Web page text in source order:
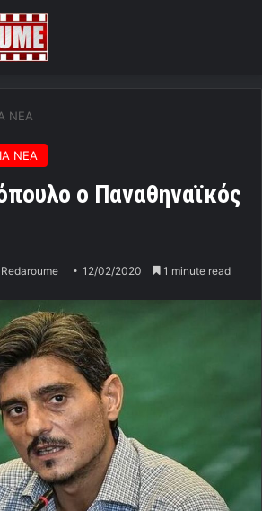
ΝΕΑ
ΝΕΑ
ο Παναθηναϊκός
Redaroume 12/02/2020 1 minute read